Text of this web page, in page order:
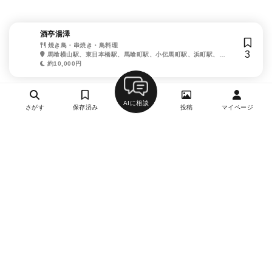
酒亭湯澤
焼き鳥・串焼き・鳥料理
馬喰横山駅、東日本橋駅、馬喰町駅、小伝馬町駅、浜町駅、人
形町駅、浅草橋駅
約10,000円
3
さがす 保存済み
AIに相談
投稿 マイページ